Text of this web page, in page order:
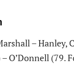
– Hanley,
– O’Donnell (79.